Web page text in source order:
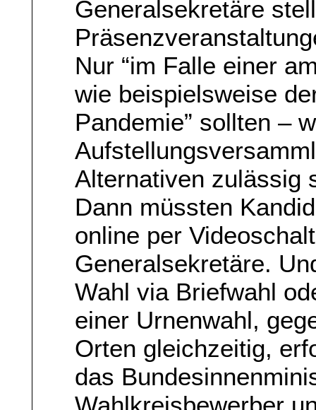
Generalsekretäre
Nur “im Falle einer
wie beispielsweise
Pandemie” sollten –
Alternativen zulässig
Dann müssten
online per
Generalsekretäre.
Wahl via Briefwahl
einer Urnenwahl,
Orten gleichzeitig,
das